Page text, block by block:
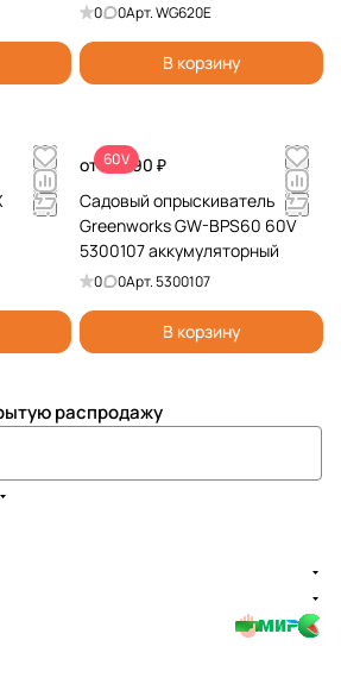
0 0Арт.WG620E
В корзину
60V
от 14 990 ₽
Садовый опрыскиватель
Greenworks GW-BPS60 60V
5300107 аккумуляторный
0 0Арт.5300107
В корзину
распродажу